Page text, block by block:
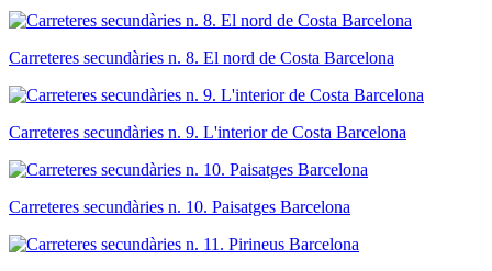
Carreteres secundàries n. 8. El nord de Costa Barcelona
Carreteres secundàries n. 9. L'interior de Costa Barcelona
Carreteres secundàries n. 10. Paisatges Barcelona